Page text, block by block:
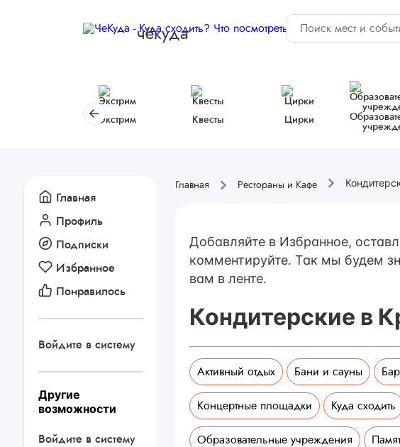
чёкуда
Экстрим Квесты Цирки
Главная
Профиль
Подписки
Избранное
Понравилось
Войдите в систему
Другие
возможности
Войдите в систему
Главная Рестораны и Кафе
Добавляйте в Избранное,
комментируйте. Так мы будем
вам в ленте.
Кондитерские в
Активный отдых Бани и сауны
Концертные площадки Куда сходить
Образовательные учреждения